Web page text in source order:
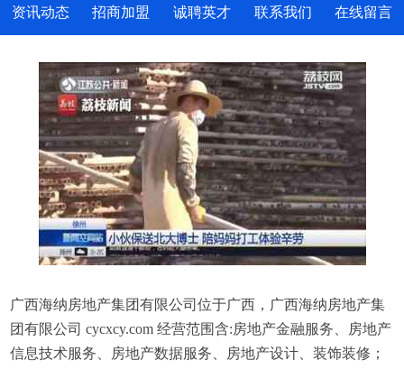
资讯动态 招商加盟 诚聘英才 联系我们 在线留言
广西海纳房地产集团有限公司位于广西，广西海纳房地产集
团有限公司 cycxcy.com 经营范围含:房地产金融服务、房地产
信息技术服务、房地产数据服务、房地产设计、装饰装修；